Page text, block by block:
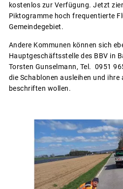
kostenlos zur Verfügung. Jetzt
Piktogramme hoch frequentierte
Gemeindegebiet.
Andere Kommunen können sich
Hauptgeschäftsstelle des BBV in
Torsten Gunselmann, Tel. 0951
die Schablonen ausleihen und
beschriften wollen.